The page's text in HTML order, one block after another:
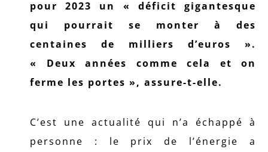
pour 2023 un « déficit gigantesque
qui pourrait se monter à des
centaines de milliers d’euros ».
« Deux années comme cela et on
ferme les portes », assure-t-elle.
C’est une actualité qui n’a échappé à
personne : le prix de l’énergie a